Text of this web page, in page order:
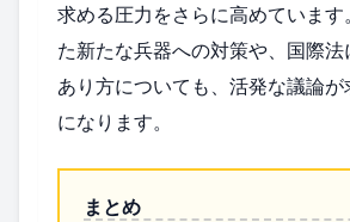
求める圧力をさらに高めています
た新たな兵器への対策や、国際
あり方についても、活発な議論が
になります。
まとめ